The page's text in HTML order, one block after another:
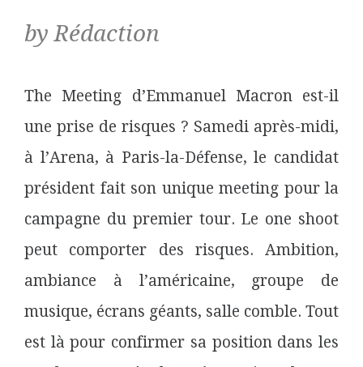
by Rédaction
The Meeting d’Emmanuel Macron est-il
une prise de risques ? Samedi après-midi,
à l’Arena, à Paris-la-Défense, le candidat
président fait son unique meeting pour la
campagne du premier tour. Le one shoot
peut comporter des risques. Ambition,
ambiance à l’américaine, groupe de
musique, écrans géants, salle comble. Tout
est là pour confirmer sa position dans les